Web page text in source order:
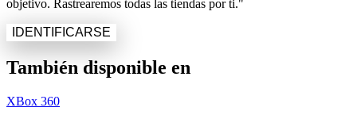
objetivo. Rastrearemos todas las tiendas por ti."
IDENTIFICARSE
También disponible en
XBox 360